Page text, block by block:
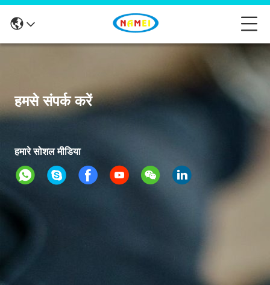
हमसे संपर्क करें
हमारे सोशल मीडिया